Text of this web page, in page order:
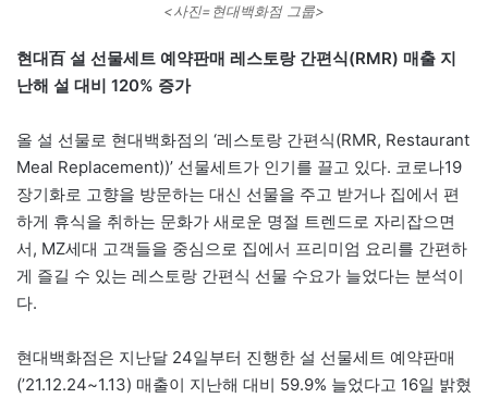
<사진=현대백화점 그룹>
현대百 설 선물세트 예약판매 레스토랑 간편식(RMR) 매출 지
난해 설 대비 120% 증가
올 설 선물로 현대백화점의 ‘레스토랑 간편식(RMR, Restaurant
Meal Replacement))’ 선물세트가 인기를 끌고 있다. 코로나19
장기화로 고향을 방문하는 대신 선물을 주고 받거나 집에서 편
하게 휴식을 취하는 문화가 새로운 명절 트렌드로 자리잡으면
서, MZ세대 고객들을 중심으로 집에서 프리미엄 요리를 간편하
게 즐길 수 있는 레스토랑 간편식 선물 수요가 늘었다는 분석이
다.
현대백화점은 지난달 24일부터 진행한 설 선물세트 예약판매
(’21.12.24~1.13) 매출이 지난해 대비 59.9% 늘었다고 16일 밝혔